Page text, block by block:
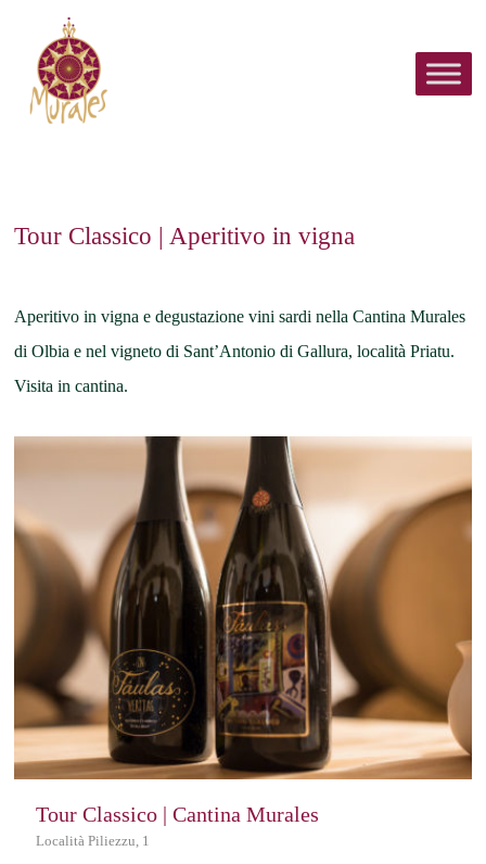
Tour Classico | Aperitivo in vigna
Aperitivo in vigna e degustazione vini sardi nella Cantina Murales
di Olbia e nel vigneto di Sant’Antonio di Gallura, località Priatu.
Visita in cantina.
Tour Classico | Cantina Murales
Località Piliezzu, 1